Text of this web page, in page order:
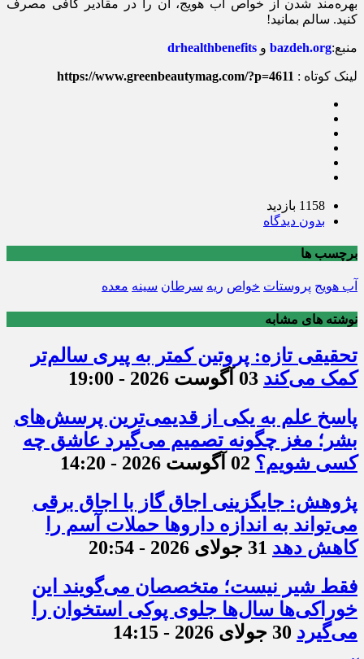
بهره‌مند شدن از خواص آب هویج، آن را در مقادیر کافی مصرف
کنید. سالم بمانید!
منبع:bazdeh.org و drhealthbenefits
لینک کوتاه : https://www.greenbeautymag.com/?p=4611
1158 بازدید
بدون دیدگاه
برچسب ها
آب هویج پروستات خواص ریه سرطان سینه معده
نوشته های مشابه
تحقیقی تازه: پروتین کمتر به پیری سالم‌تر
کمک می‌کند 03 آگوست 2026 - 19:00
پاسخ علم به یکی از قدیمی‌ترین پرسش‌های
بشر؛ مغز چگونه تصمیم می‌گیرد عاشق چه
کسی شویم؟ 02 آگوست 2026 - 14:20
پژوهش: جایگزینی اجاق گاز با اجاق برقی
می‌تواند به اندازه داروها حملات آسم را
کاهش دهد 31 جولای 2026 - 20:54
فقط شیر نیست؛ متخصصان می‌گویند این
خوراکی‌ها سال‌ها جلوی پوکی استخوان را
می‌گیرد 30 جولای 2026 - 14:15